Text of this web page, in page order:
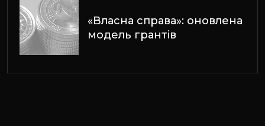
«Власна справа»: оновлена
модель грантів